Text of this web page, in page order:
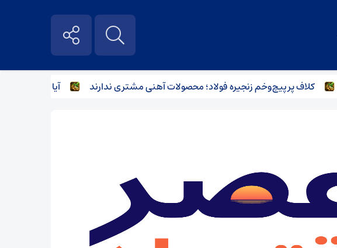
کلاف پرپیچ‌وخم زنجیره فولاد؛ محصولات آهنی مشتری ندارند آیا اقدامات بانک